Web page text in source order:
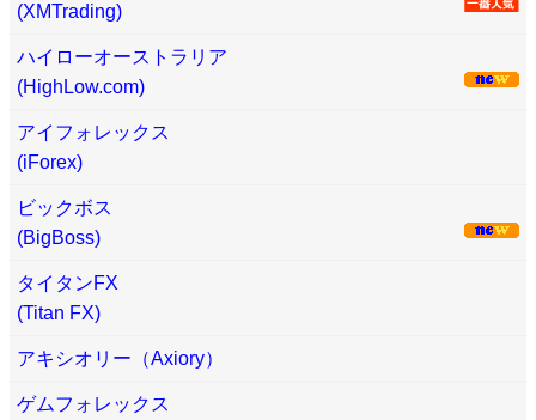
(XMTrading)
ハイローオーストラリア
(HighLow.com)
アイフォレックス
(iForex)
ビックボス
(BigBoss)
タイタンFX
(Titan FX)
アキシオリー（Axiory）
ゲムフォレックス